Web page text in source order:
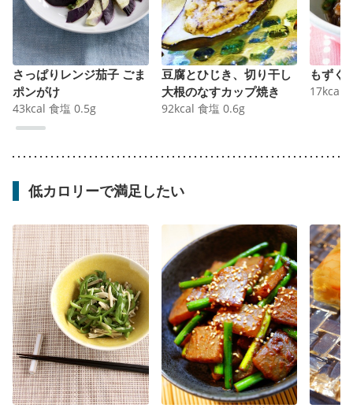
さっぱりレンジ茄子 ごま
ポンがけ
43kcal 食塩 0.5g
豆腐とひじき、切り干し
大根のなすカップ焼き
92kcal 食塩 0.6g
もずく
17kcal
低カロリーで満足したい